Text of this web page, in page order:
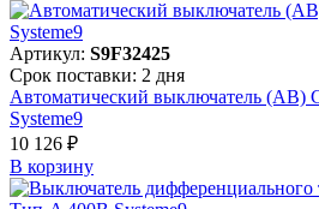
Артикул: S9F32425
Срок поставки: 2 дня
Автоматический выключатель (АВ)
Systeme9
10 126 ₽
В корзинy